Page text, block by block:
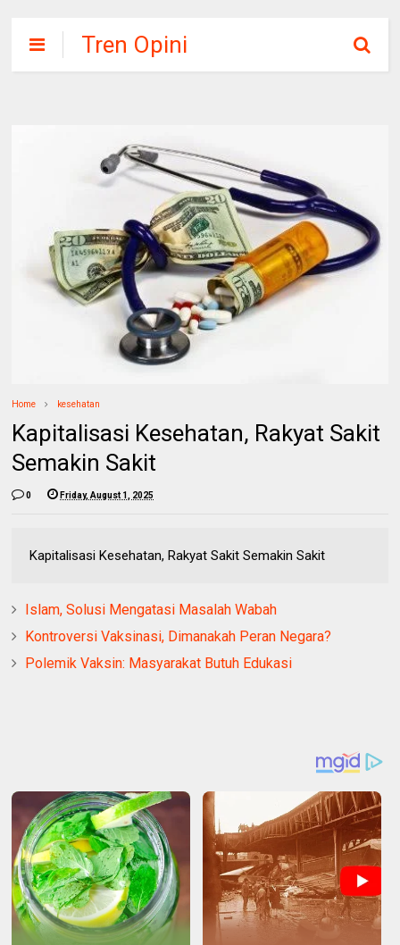
Tren Opini
Home kesehatan
Kapitalisasi Kesehatan, Rakyat Sakit
Semakin Sakit
0 Friday, August 1, 2025
Kapitalisasi Kesehatan, Rakyat Sakit Semakin Sakit
Islam, Solusi Mengatasi Masalah Wabah
Kontroversi Vaksinasi, Dimanakah Peran Negara?
Polemik Vaksin: Masyarakat Butuh Edukasi